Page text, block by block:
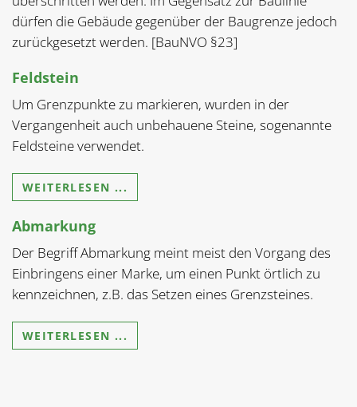
dürfen die Gebäude gegenüber der Baugrenze jedoch
zurückgesetzt werden. [BauNVO §23]
Feldstein
Um Grenzpunkte zu markieren, wurden in der
Vergangenheit auch unbehauene Steine, sogenannte
Feldsteine verwendet.
WEITERLESEN ...
Abmarkung
Der Begriff Abmarkung meint meist den Vorgang des
Einbringens einer Marke, um einen Punkt örtlich zu
kennzeichnen, z.B. das Setzen eines Grenzsteines.
WEITERLESEN ...